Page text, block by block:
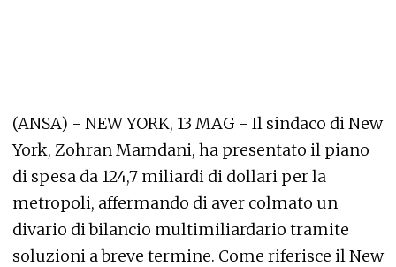
(ANSA) - NEW YORK, 13 MAG - Il sindaco di New
York, Zohran Mamdani, ha presentato il piano
di spesa da 124,7 miliardi di dollari per la
metropoli, affermando di aver colmato un
divario di bilancio multimiliardario tramite
soluzioni a breve termine. Come riferisce il New